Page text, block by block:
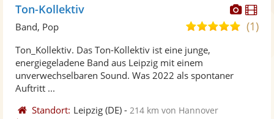
Ton-Kollektiv
5,0(1)
Band, Pop
Ton_Kollektiv. Das Ton-Kollektiv ist eine junge,
energiegeladene Band aus Leipzig mit einem
unverwechselbaren Sound. Was 2022 als spontaner
Auftritt ...
Standort: Leipzig (DE) - 214 km von Hannover